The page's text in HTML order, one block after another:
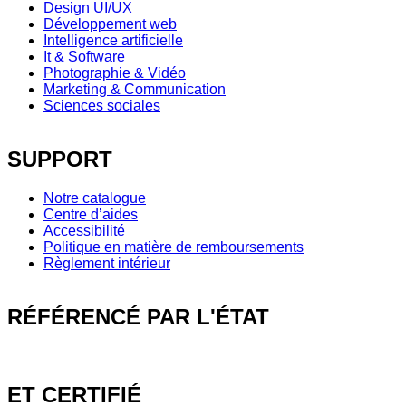
Design UI/UX
Développement web
Intelligence artificielle
It & Software
Photographie & Vidéo
Marketing & Communication
Sciences sociales
SUPPORT
Notre catalogue
Centre d’aides
Accessibilité
Politique en matière de remboursements
Règlement intérieur
RÉFÉRENCÉ PAR L'ÉTAT
ET CERTIFIÉ